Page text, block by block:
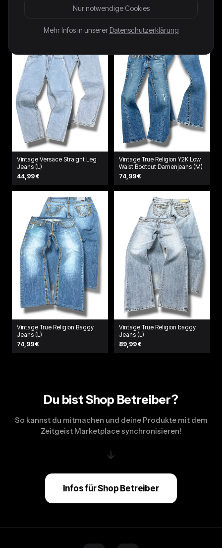
74,99 €
Vintage Versace Straight Leg
Jeans (L)
44,99 €
Vintage True Religion Y2K Low
Waist Bootcut Damenjeans (M)
74,99 €
Vintage True Religion Baggy
Jeans (L)
74,99 €
Vintage True Religion baggy
Jeans (L)
89,99 €
Du bist Shop Betreiber?
So kannst du mitmachen und deine Produkte mit dem
Zeitgeist Marketplace synchronisieren!
↓
Infos für Shop Betreiber
Nur notwendige Cookies
Mehr Infos in unserer Datenschutzerklärung